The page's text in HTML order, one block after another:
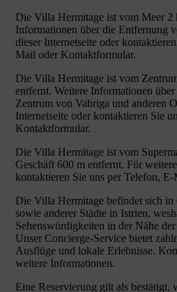
Die Villa Hermitage ist vom Meer 2
Informationen über die Entfernung
dieser Internetseite oder
Mail oder Kontaktformular.
Die Villa Hermitage ist vom
entfernt. Weitere Informationen
Zentrum von Vabriga und anderen
Internetseite oder kontaktieren Sie
Kontaktformular.
Die Villa Hermitage ist vom
Geschäft 600 m entfernt. Für
kontaktieren Sie uns per Telefon,
Die Villa Hermitage befindet sich in
sowie anderer Städte in Istrien,
Sehenswürdigkeiten in der Nähe
Unser Concierge-Service bietet
Ausflüge und lokale Erlebnisse.
weitere Informationen.
Eine Reservierung gilt als